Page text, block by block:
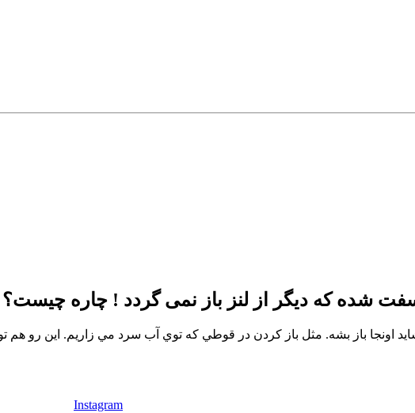
اونجا باز بشه. مثل باز كردن در قوطي كه توي آب سرد مي زاريم. اين رو هم
Instagram